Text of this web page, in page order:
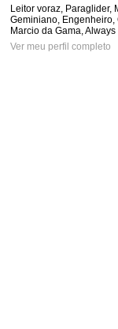
Leitor voraz, Paraglider,
Geminiano, Engenheiro,
Marcio da Gama,
Ver meu perfil completo